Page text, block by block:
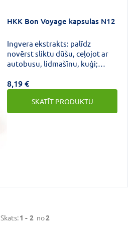
HKK Bon Voyage kapsulas N12
Ingvera ekstrakts: palīdz
novērst sliktu dūšu, ceļojot ar
autobusu, lidmašīnu, kuģi;
pārēšanās.
8,19 €
SKATĪT PRODUKTU
Skats:1 - 2 no2